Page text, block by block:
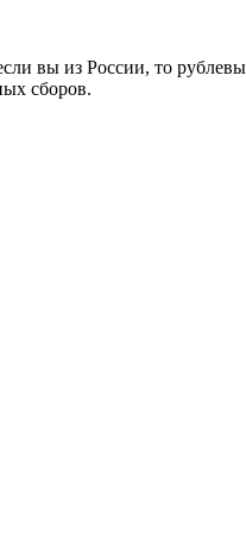
вы из России, то
сборов.